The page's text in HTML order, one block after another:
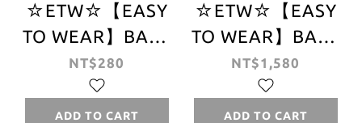
☆ETW☆【EASY
TO WEAR】BAPE
PAPER BAG 紙袋
猿人 迷彩 購物袋
NT$280
ADD TO CART
☆ETW☆【EASY
TO WEAR】BAPE
BABY MILO
PLUSH DOLL
KEYCHAIN 吊飾
NT$1,580
ADD TO CART